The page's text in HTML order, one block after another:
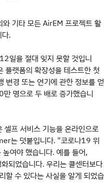
기타 모든 AirEM 프로젝트 활
.
일을 절대 잊지 못할 것입니
랫폼의 확장성을 테스트한 첫
변경 또는 연기에 관한 정보를 얻
명으로 두 배로 증가했습니
셀프 서비스 기능을 온라인으로
는 덧붙입니다. "코로나19 위
여야 했습니다. 예를 들어,
되었습니다. 우리는 콜센터보다
할 수 있다는 사실을 알게 되었습